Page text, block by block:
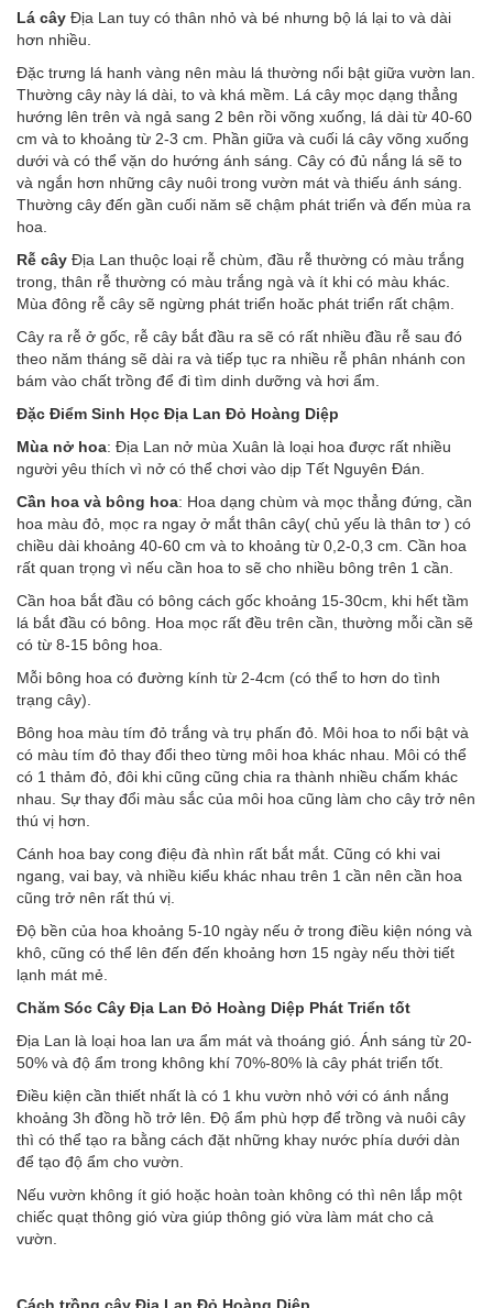
Lá cây Địa Lan tuy có thân nhỏ và bé nhưng bộ lá lại to và dài
hơn nhiều.
Đặc trưng lá hanh vàng nên màu lá thường nổi bật giữa vườn lan.
Thường cây này lá dài, to và khá mềm. Lá cây mọc dạng thẳng
hướng lên trên và ngả sang 2 bên rồi võng xuống, lá dài từ 40-60
cm và to khoảng từ 2-3 cm. Phần giữa và cuối lá cây võng xuống
dưới và có thể vặn do hướng ánh sáng. Cây có đủ nắng lá sẽ to
và ngắn hơn những cây nuôi trong vườn mát và thiếu ánh sáng.
Thường cây đến gần cuối năm sẽ chậm phát triển và đến mùa ra
hoa.
Rễ cây Địa Lan thuộc loại rễ chùm, đầu rễ thường có màu trắng
trong, thân rễ thường có màu trắng ngà và ít khi có màu khác.
Mùa đông rễ cây sẽ ngừng phát triển hoăc phát triển rất chậm.
Cây ra rễ ở gốc, rễ cây bắt đầu ra sẽ có rất nhiều đầu rễ sau đó
theo năm tháng sẽ dài ra và tiếp tục ra nhiều rễ phân nhánh con
bám vào chất trồng để đi tìm dinh dưỡng và hơi ẩm.
Đặc Điểm Sinh Học Địa Lan Đỏ Hoàng Diệp
Mùa nở hoa: Địa Lan nở mùa Xuân là loại hoa được rất nhiều
người yêu thích vì nở có thể chơi vào dịp Tết Nguyên Đán.
Cần hoa và bông hoa: Hoa dạng chùm và mọc thẳng đứng, cần
hoa màu đỏ, mọc ra ngay ở mắt thân cây( chủ yếu là thân tơ ) có
chiều dài khoảng 40-60 cm và to khoảng từ 0,2-0,3 cm. Cần hoa
rất quan trọng vì nếu cần hoa to sẽ cho nhiều bông trên 1 cần.
Cần hoa bắt đầu có bông cách gốc khoảng 15-30cm, khi hết tầm
lá bắt đầu có bông. Hoa mọc rất đều trên cần, thường mỗi cần sẽ
có từ 8-15 bông hoa.
Mỗi bông hoa có đường kính từ 2-4cm (có thể to hơn do tình
trạng cây).
Bông hoa màu tím đỏ trắng và trụ phấn đỏ. Môi hoa to nổi bật và
có màu tím đỏ thay đổi theo từng môi hoa khác nhau. Môi có thể
có 1 thảm đỏ, đôi khi cũng cũng chia ra thành nhiều chấm khác
nhau. Sự thay đổi màu sắc của môi hoa cũng làm cho cây trở nên
thú vị hơn.
Cánh hoa bay cong điệu đà nhìn rất bắt mắt. Cũng có khi vai
ngang, vai bay, và nhiều kiểu khác nhau trên 1 cần nên cần hoa
cũng trở nên rất thú vị.
Độ bền của hoa khoảng 5-10 ngày nếu ở trong điều kiện nóng và
khô, cũng có thể lên đến đến khoảng hơn 15 ngày nếu thời tiết
lạnh mát mẻ.
Chăm Sóc Cây Địa Lan Đỏ Hoàng Diệp Phát Triển tốt
Địa Lan là loại hoa lan ưa ẩm mát và thoáng gió. Ánh sáng từ 20-
50% và độ ẩm trong không khí 70%-80% là cây phát triển tốt.
Điều kiện cần thiết nhất là có 1 khu vườn nhỏ với có ánh nắng
khoảng 3h đồng hồ trở lên. Độ ẩm phù hợp để trồng và nuôi cây
thì có thể tạo ra bằng cách đặt những khay nước phía dưới dàn
để tạo độ ẩm cho vườn.
Nếu vườn không ít gió hoặc hoàn toàn không có thì nên lắp một
chiếc quạt thông gió vừa giúp thông gió vừa làm mát cho cả
vườn.